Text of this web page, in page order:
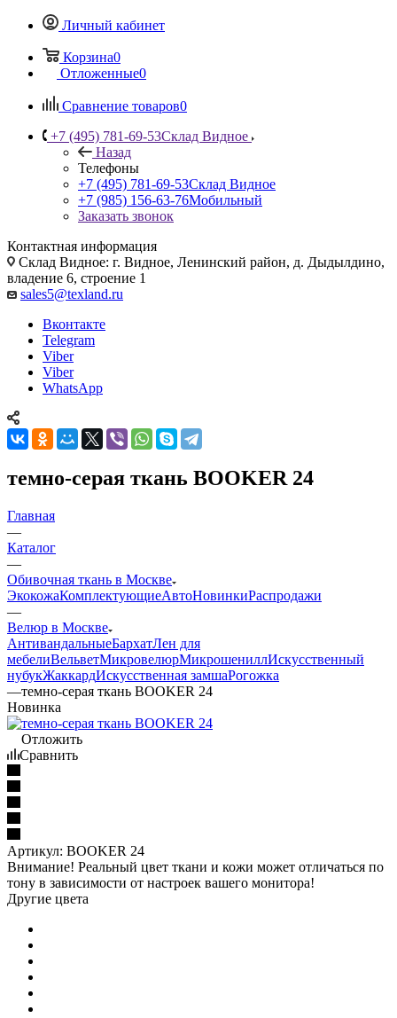
Личный кабинет
Корзина0
Отложенные0
Сравнение товаров0
+7 (495) 781-69-53Склад Видное
Назад
Телефоны
+7 (495) 781-69-53Склад Видное
+7 (985) 156-63-76Мобильный
Заказать звонок
Контактная информация
Склад Видное: г. Видное, Ленинский район, д. Дыдылдино,
владение 6, строение 1
sales5@texland.ru
Вконтакте
Telegram
Viber
Viber
WhatsApp
темно-серая ткань BOOKER 24
Главная
—
Каталог
—
Обивочная ткань в Москве
ЭкокожаКомплектующиеАвтоНовинкиРаспродажи
—
Велюр в Москве
АнтивандальныеБархатЛен для
мебелиВельветМикровелюрМикрошениллИскусственный
нубукЖаккардИскусственная замшаРогожка
—темно-серая ткань BOOKER 24
Новинка
Отложить
Сравнить
Артикул: BOOKER 24
Внимание! Реальный цвет ткани и кожи может отличаться по
тону в зависимости от настроек вашего монитора!
Другие цвета